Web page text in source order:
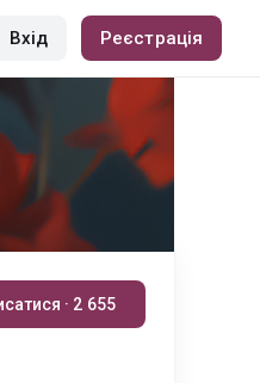
Вхід Реєстрація
Підписатися · 2 655